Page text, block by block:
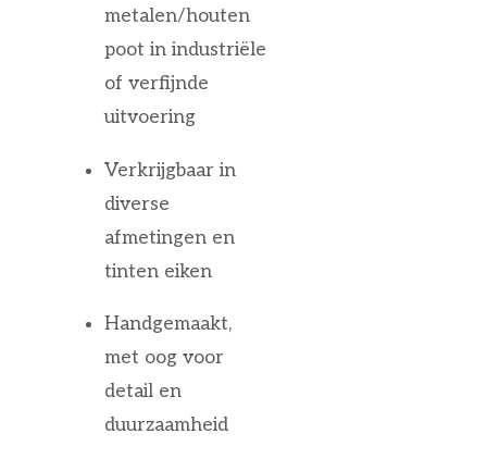
metalen/houten
poot in industriële
of verfijnde
uitvoering
Verkrijgbaar in
diverse
afmetingen en
tinten eiken
Handgemaakt,
met oog voor
detail en
duurzaamheid